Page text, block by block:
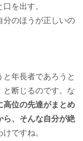
を出す。
分のほうが正しいの
年長者であろうと
と断じるのです。な
高位の先達がまとめ
ら、そんな自分が絶
けですね。